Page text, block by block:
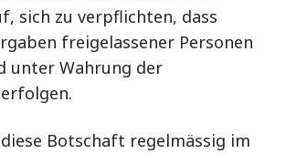
sich zu verpflichten, dass
freigelassener Personen
unter Wahrung der
diese Botschaft regelmässig im